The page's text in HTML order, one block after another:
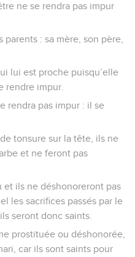
ne se rendra pas impur
: sa mère, son père,
lui est proche puisqu’elle
rendre impur.
rendra pas impur : il se
tonsure sur la tête, ils ne
et ne feront pas
et ils ne déshonoreront pas
les sacrifices passés par le
seront donc saints.
prostituée ou déshonorée,
car ils sont saints pour